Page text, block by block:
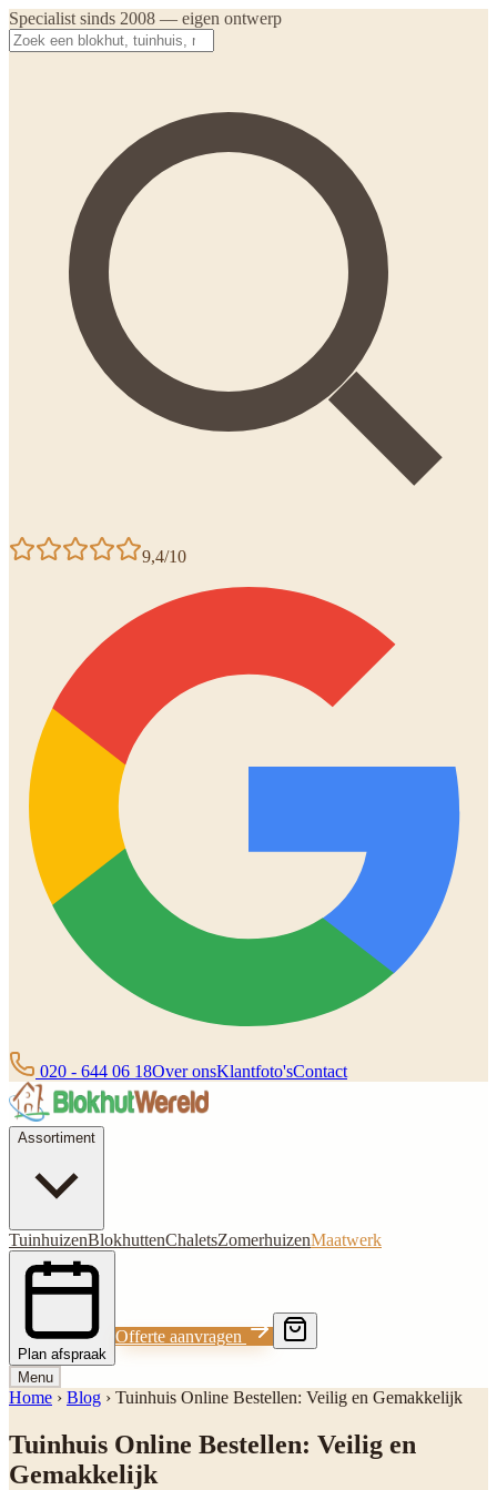
Specialist sinds 2008 — eigen ontwerp
9,4/10
020 - 644 06 18Over onsKlantfoto'sContact
Assortiment
TuinhuizenBlokhuttenChaletsZomerhuizenMaatwerk
Plan afspraak
Offerte aanvragen
Menu
Home › Blog › Tuinhuis Online Bestellen: Veilig en Gemakkelijk
Tuinhuis Online Bestellen: Veilig en
Gemakkelijk